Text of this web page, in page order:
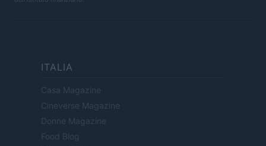
ITALIA
Casa Magazine
Cineverse Magazine
Donne Magazine
Food Blog